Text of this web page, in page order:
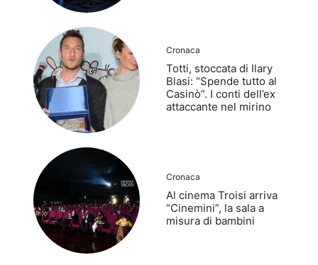
Cronaca
Totti, stoccata di Ilary
Blasi: “Spende tutto al
Casinò”. I conti dell’ex
attaccante nel mirino
Cronaca
Al cinema Troisi arriva
“Cinemini”, la sala a
misura di bambini